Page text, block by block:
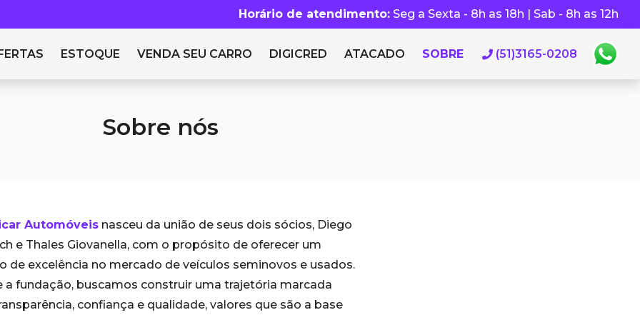
Horário de atendimento: Seg a Sexta - 8h as 18h | Sab - 8h as 12h
ESTOQUE VENDA SEU CARRO DIGICRED ATACADO SOBRE (51)3165-0208
Sobre nós
Automóveis nasceu da união de seus dois sócios, Diego
e Thales Giovanella, com o propósito de oferecer um
de excelência no mercado de veículos seminovos e usados.
a fundação, buscamos construir uma trajetória marcada
confiança e qualidade, valores que são a base